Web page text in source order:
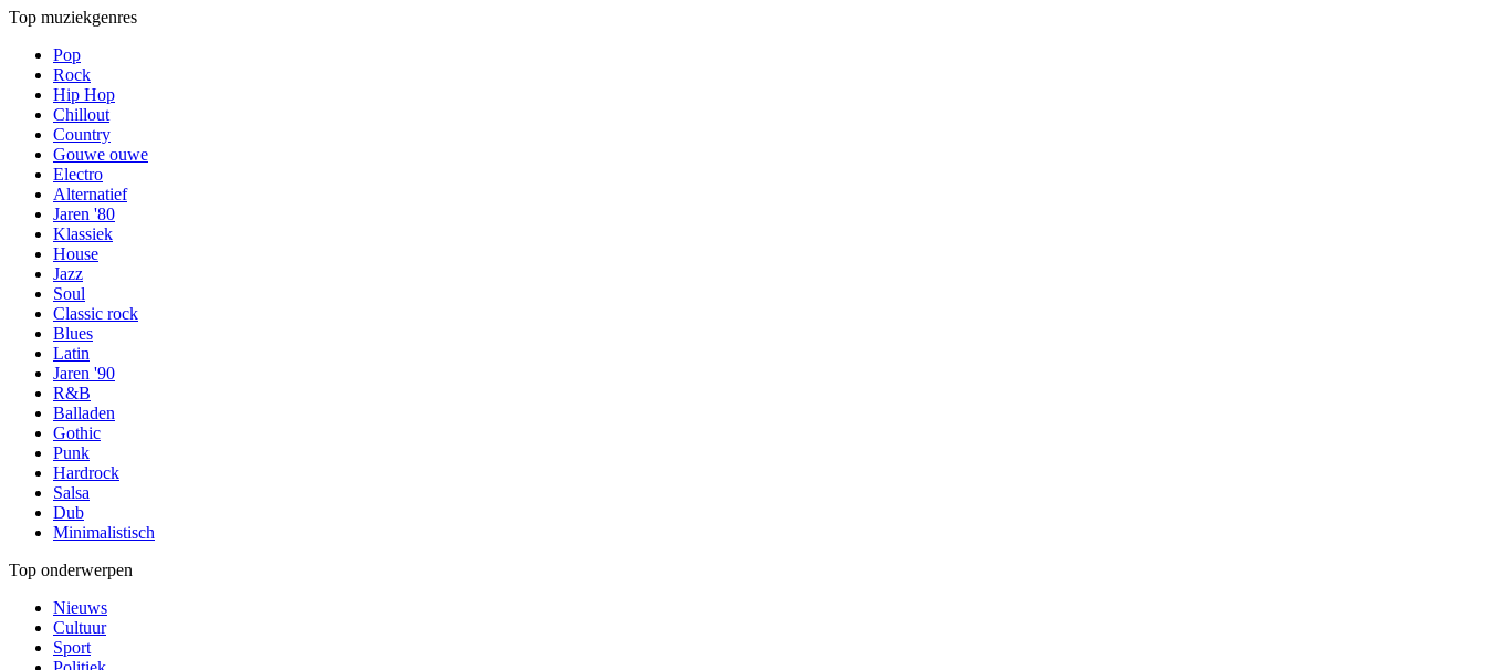
Top muziekgenres
Pop
Rock
Hip Hop
Chillout
Country
Gouwe ouwe
Electro
Alternatief
Jaren '80
Klassiek
House
Jazz
Soul
Classic rock
Blues
Latin
Jaren '90
R&B
Balladen
Gothic
Punk
Hardrock
Salsa
Dub
Minimalistisch
Top onderwerpen
Nieuws
Cultuur
Sport